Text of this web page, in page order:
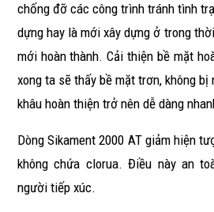
chống đỡ các công trình tránh tình
dựng hay là mới xây dựng ở trong
mới hoàn thành. Cải thiện bề mặt
xong ta sẽ thấy bề mặt trơn, không
khâu hoàn thiện trở nên dễ dàng
Dòng Sikament 2000 AT giảm hiện
không chứa clorua. Điều này an
người tiếp xúc.